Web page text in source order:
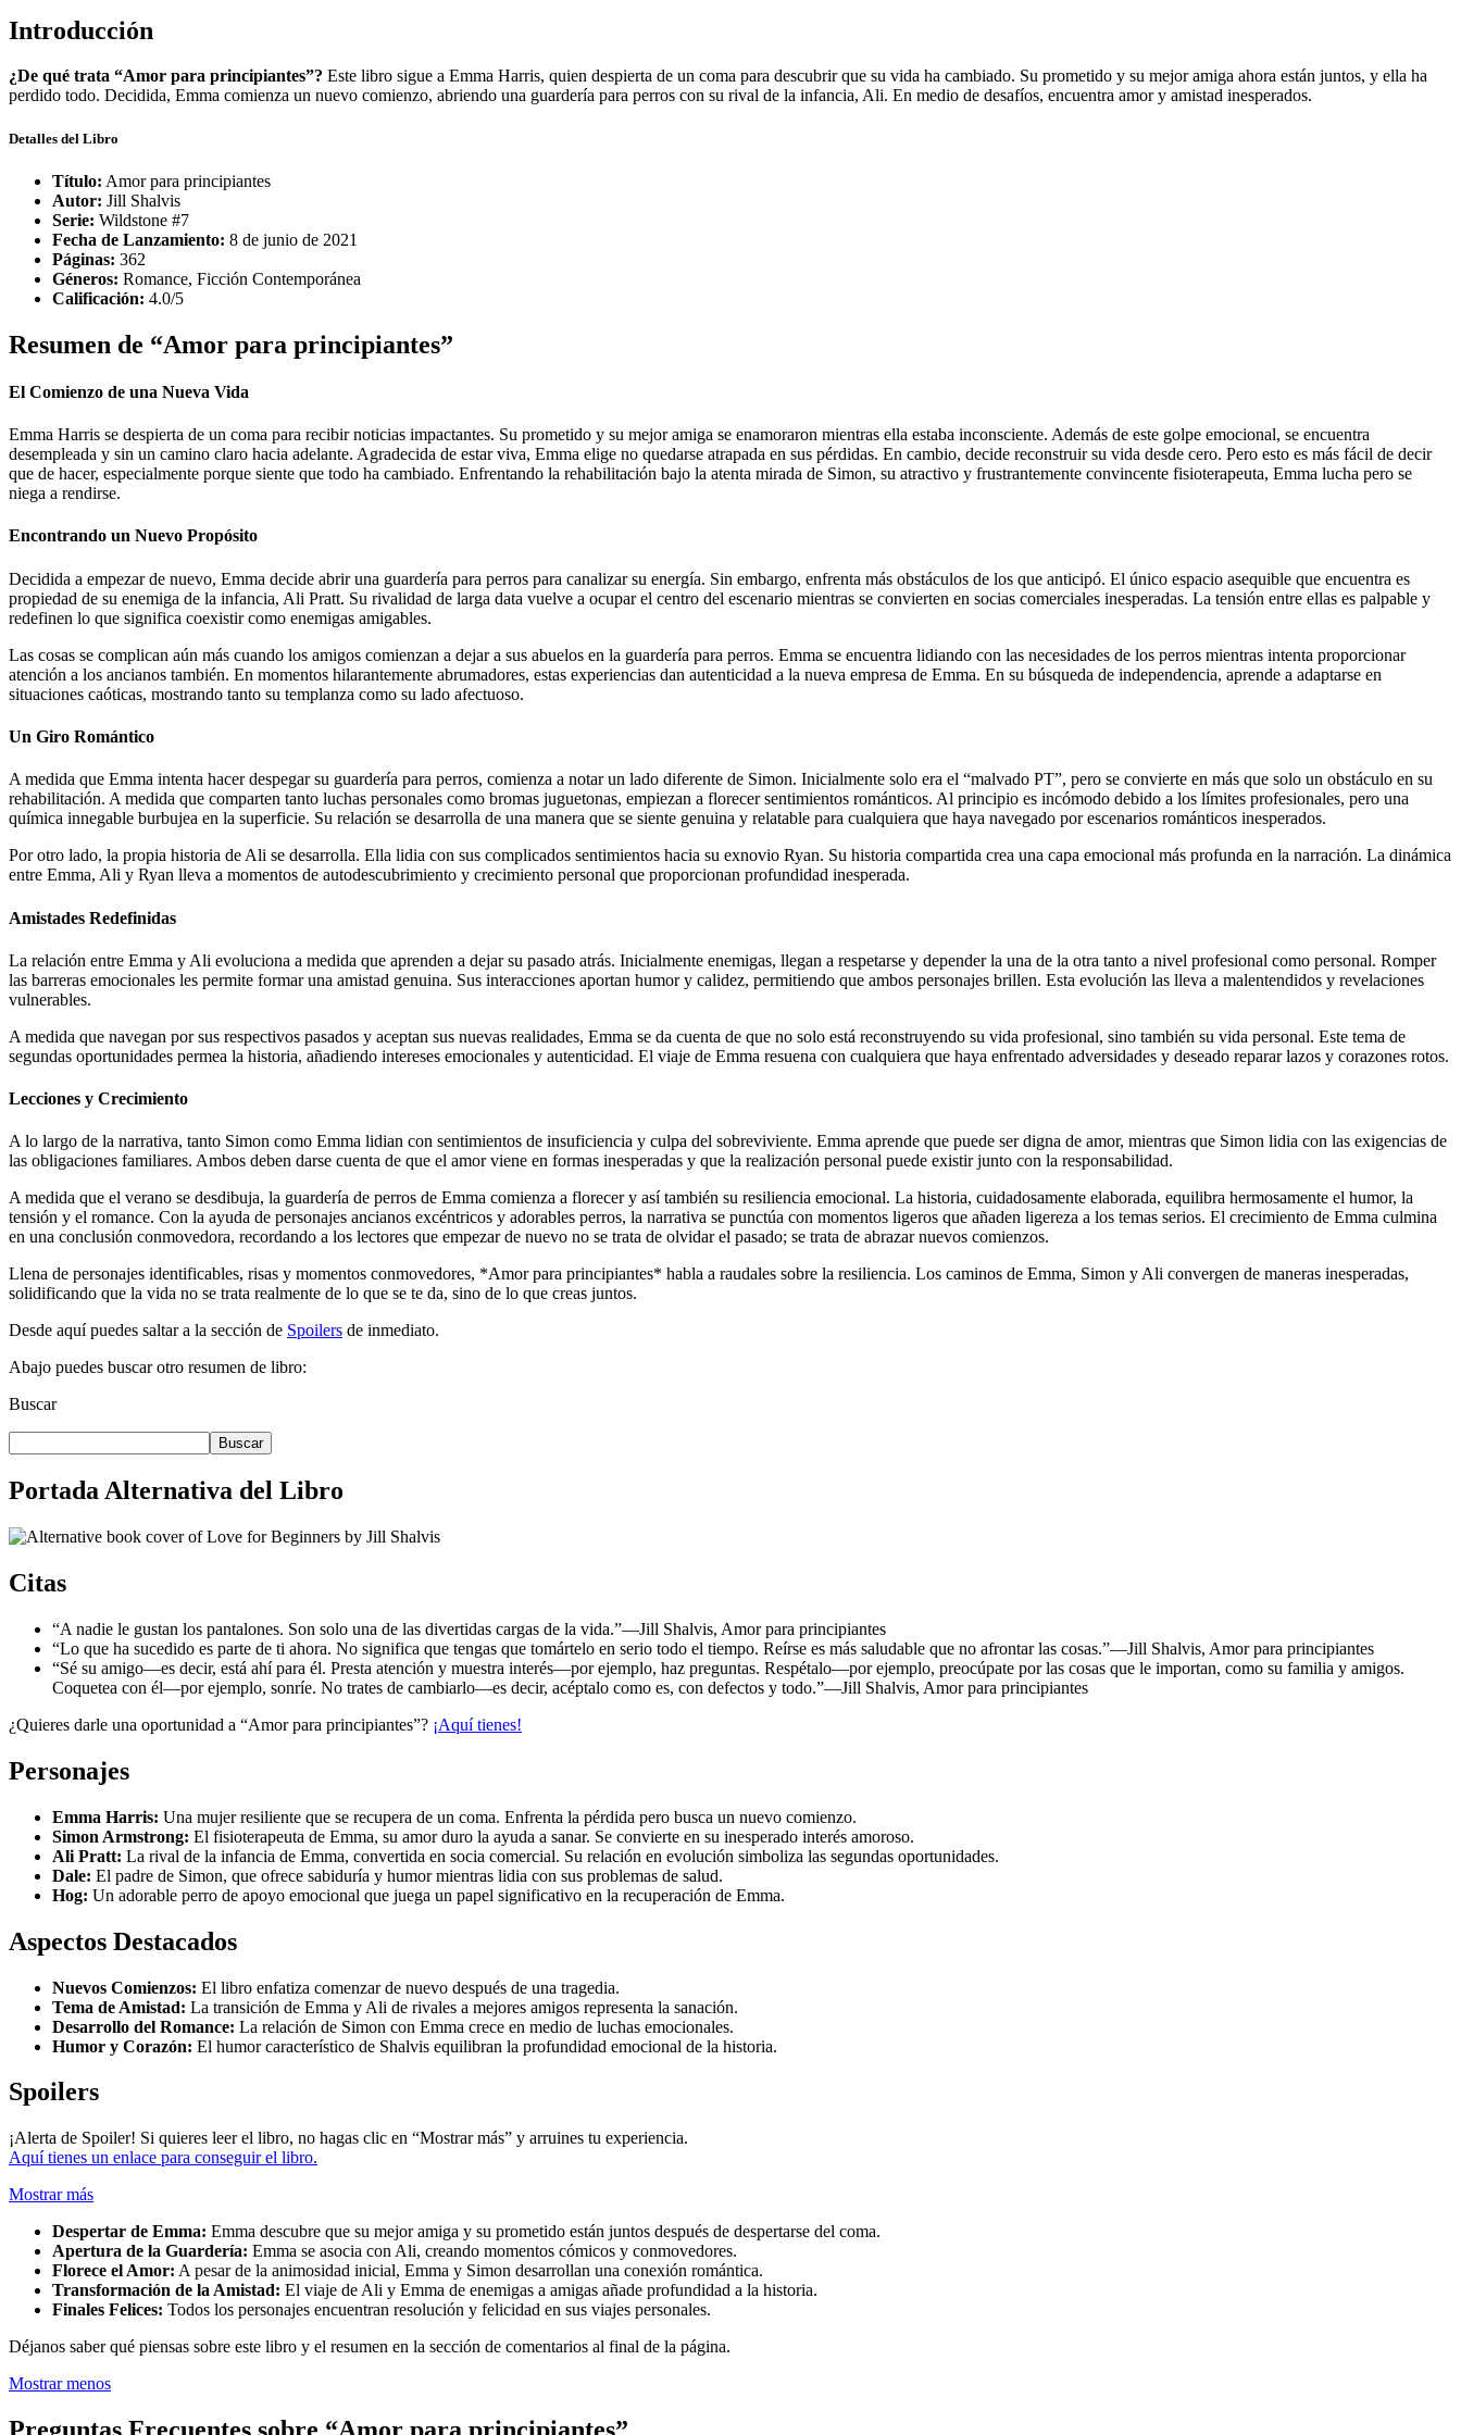
Introducción
¿De qué trata “Amor para principiantes”? Este libro sigue a Emma Harris, quien despierta de un coma para descubrir que su vida ha cambiado. Su prometido y su mejor amiga ahora están juntos, y ella ha
perdido todo. Decidida, Emma comienza un nuevo comienzo, abriendo una guardería para perros con su rival de la infancia, Ali. En medio de desafíos, encuentra amor y amistad inesperados.
Detalles del Libro
Título: Amor para principiantes
Autor: Jill Shalvis
Serie: Wildstone #7
Fecha de Lanzamiento: 8 de junio de 2021
Páginas: 362
Géneros: Romance, Ficción Contemporánea
Calificación: 4.0/5
Resumen de “Amor para principiantes”
El Comienzo de una Nueva Vida
Emma Harris se despierta de un coma para recibir noticias impactantes. Su prometido y su mejor amiga se enamoraron mientras ella estaba inconsciente. Además de este golpe emocional, se encuentra
desempleada y sin un camino claro hacia adelante. Agradecida de estar viva, Emma elige no quedarse atrapada en sus pérdidas. En cambio, decide reconstruir su vida desde cero. Pero esto es más fácil de decir
que de hacer, especialmente porque siente que todo ha cambiado. Enfrentando la rehabilitación bajo la atenta mirada de Simon, su atractivo y frustrantemente convincente fisioterapeuta, Emma lucha pero se
niega a rendirse.
Encontrando un Nuevo Propósito
Decidida a empezar de nuevo, Emma decide abrir una guardería para perros para canalizar su energía. Sin embargo, enfrenta más obstáculos de los que anticipó. El único espacio asequible que encuentra es
propiedad de su enemiga de la infancia, Ali Pratt. Su rivalidad de larga data vuelve a ocupar el centro del escenario mientras se convierten en socias comerciales inesperadas. La tensión entre ellas es palpable y
redefinen lo que significa coexistir como enemigas amigables.
Las cosas se complican aún más cuando los amigos comienzan a dejar a sus abuelos en la guardería para perros. Emma se encuentra lidiando con las necesidades de los perros mientras intenta proporcionar
atención a los ancianos también. En momentos hilarantemente abrumadores, estas experiencias dan autenticidad a la nueva empresa de Emma. En su búsqueda de independencia, aprende a adaptarse en
situaciones caóticas, mostrando tanto su templanza como su lado afectuoso.
Un Giro Romántico
A medida que Emma intenta hacer despegar su guardería para perros, comienza a notar un lado diferente de Simon. Inicialmente solo era el “malvado PT”, pero se convierte en más que solo un obstáculo en su
rehabilitación. A medida que comparten tanto luchas personales como bromas juguetonas, empiezan a florecer sentimientos románticos. Al principio es incómodo debido a los límites profesionales, pero una
química innegable burbujea en la superficie. Su relación se desarrolla de una manera que se siente genuina y relatable para cualquiera que haya navegado por escenarios románticos inesperados.
Por otro lado, la propia historia de Ali se desarrolla. Ella lidia con sus complicados sentimientos hacia su exnovio Ryan. Su historia compartida crea una capa emocional más profunda en la narración. La dinámica
entre Emma, Ali y Ryan lleva a momentos de autodescubrimiento y crecimiento personal que proporcionan profundidad inesperada.
Amistades Redefinidas
La relación entre Emma y Ali evoluciona a medida que aprenden a dejar su pasado atrás. Inicialmente enemigas, llegan a respetarse y depender la una de la otra tanto a nivel profesional como personal. Romper
las barreras emocionales les permite formar una amistad genuina. Sus interacciones aportan humor y calidez, permitiendo que ambos personajes brillen. Esta evolución las lleva a malentendidos y revelaciones
vulnerables.
A medida que navegan por sus respectivos pasados y aceptan sus nuevas realidades, Emma se da cuenta de que no solo está reconstruyendo su vida profesional, sino también su vida personal. Este tema de
segundas oportunidades permea la historia, añadiendo intereses emocionales y autenticidad. El viaje de Emma resuena con cualquiera que haya enfrentado adversidades y deseado reparar lazos y corazones rotos.
Lecciones y Crecimiento
A lo largo de la narrativa, tanto Simon como Emma lidian con sentimientos de insuficiencia y culpa del sobreviviente. Emma aprende que puede ser digna de amor, mientras que Simon lidia con las exigencias de
las obligaciones familiares. Ambos deben darse cuenta de que el amor viene en formas inesperadas y que la realización personal puede existir junto con la responsabilidad.
A medida que el verano se desdibuja, la guardería de perros de Emma comienza a florecer y así también su resiliencia emocional. La historia, cuidadosamente elaborada, equilibra hermosamente el humor, la
tensión y el romance. Con la ayuda de personajes ancianos excéntricos y adorables perros, la narrativa se punctúa con momentos ligeros que añaden ligereza a los temas serios. El crecimiento de Emma culmina
en una conclusión conmovedora, recordando a los lectores que empezar de nuevo no se trata de olvidar el pasado; se trata de abrazar nuevos comienzos.
Llena de personajes identificables, risas y momentos conmovedores, *Amor para principiantes* habla a raudales sobre la resiliencia. Los caminos de Emma, Simon y Ali convergen de maneras inesperadas,
solidificando que la vida no se trata realmente de lo que se te da, sino de lo que creas juntos.
Desde aquí puedes saltar a la sección de Spoilers de inmediato.
Abajo puedes buscar otro resumen de libro:
Buscar
Buscar
Portada Alternativa del Libro
Citas
“A nadie le gustan los pantalones. Son solo una de las divertidas cargas de la vida.”―Jill Shalvis, Amor para principiantes
“Lo que ha sucedido es parte de ti ahora. No significa que tengas que tomártelo en serio todo el tiempo. Reírse es más saludable que no afrontar las cosas.”―Jill Shalvis, Amor para principiantes
“Sé su amigo—es decir, está ahí para él. Presta atención y muestra interés—por ejemplo, haz preguntas. Respétalo—por ejemplo, preocúpate por las cosas que le importan, como su familia y amigos.
Coquetea con él—por ejemplo, sonríe. No trates de cambiarlo—es decir, acéptalo como es, con defectos y todo.”―Jill Shalvis, Amor para principiantes
¿Quieres darle una oportunidad a “Amor para principiantes”? ¡Aquí tienes!
Personajes
Emma Harris: Una mujer resiliente que se recupera de un coma. Enfrenta la pérdida pero busca un nuevo comienzo.
Simon Armstrong: El fisioterapeuta de Emma, su amor duro la ayuda a sanar. Se convierte en su inesperado interés amoroso.
Ali Pratt: La rival de la infancia de Emma, convertida en socia comercial. Su relación en evolución simboliza las segundas oportunidades.
Dale: El padre de Simon, que ofrece sabiduría y humor mientras lidia con sus problemas de salud.
Hog: Un adorable perro de apoyo emocional que juega un papel significativo en la recuperación de Emma.
Aspectos Destacados
Nuevos Comienzos: El libro enfatiza comenzar de nuevo después de una tragedia.
Tema de Amistad: La transición de Emma y Ali de rivales a mejores amigos representa la sanación.
Desarrollo del Romance: La relación de Simon con Emma crece en medio de luchas emocionales.
Humor y Corazón: El humor característico de Shalvis equilibran la profundidad emocional de la historia.
Spoilers
¡Alerta de Spoiler! Si quieres leer el libro, no hagas clic en “Mostrar más” y arruines tu experiencia.
Aquí tienes un enlace para conseguir el libro.
Mostrar más
Despertar de Emma: Emma descubre que su mejor amiga y su prometido están juntos después de despertarse del coma.
Apertura de la Guardería: Emma se asocia con Ali, creando momentos cómicos y conmovedores.
Florece el Amor: A pesar de la animosidad inicial, Emma y Simon desarrollan una conexión romántica.
Transformación de la Amistad: El viaje de Ali y Emma de enemigas a amigas añade profundidad a la historia.
Finales Felices: Todos los personajes encuentran resolución y felicidad en sus viajes personales.
Déjanos saber qué piensas sobre este libro y el resumen en la sección de comentarios al final de la página.
Mostrar menos